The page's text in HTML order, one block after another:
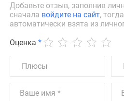
Добавьте отзыв, заполнив
сначала войдите на сайт,
автоматически взята из
Оценка *